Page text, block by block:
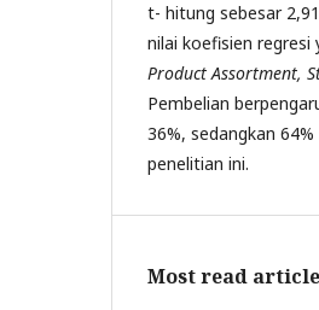
t- hitung sebesar
nilai koefisien regresi
Product Assortment,
Pembelian
36%, sedangkan
penelitian ini.
Most read